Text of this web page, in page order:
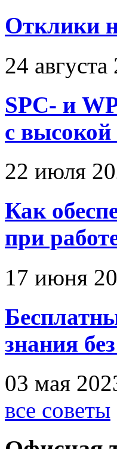
Отклики
24 августа
SPC- и
с
22 июля
Как
при
17 июня
знания
03 мая
все советы